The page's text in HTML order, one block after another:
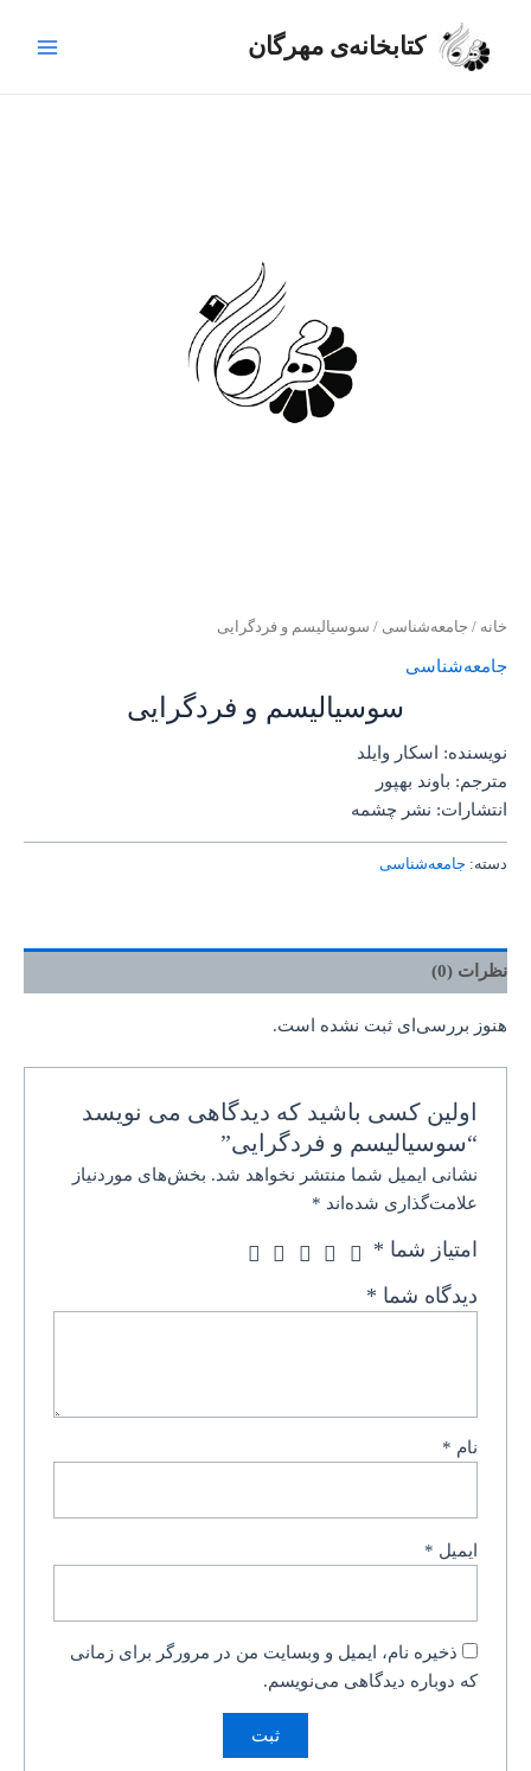
کتابخانه‌ی مهرگان
خانه / جامعه‌شناسی / سوسیالیسم و فردگرایی
جامعه‌شناسی
سوسیالیسم و فردگرایی
نویسنده: اسکار وایلد
مترجم: باوند بهپور
انتشارات: نشر چشمه
دسته: جامعه‌شناسی
نظرات (0)
هنوز بررسی‌ای ثبت نشده است.
اولین کسی باشید که دیدگاهی می نویسد
“سوسیالیسم و فردگرایی”
نشانی ایمیل شما منتشر نخواهد شد. بخش‌های موردنیاز
علامت‌گذاری شده‌اند *
امتیاز شما *
دیدگاه شما *
نام *
ایمیل *
ذخیره نام، ایمیل و وبسایت من در مرورگر برای زمانی
که دوباره دیدگاهی می‌نویسم.